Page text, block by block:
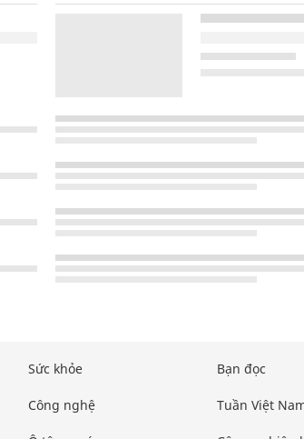
Sức khỏe
Công nghệ
Bạn đọc
Tuần Việt